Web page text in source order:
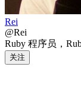
Rei
@Rei
Ruby 程序员，
关注